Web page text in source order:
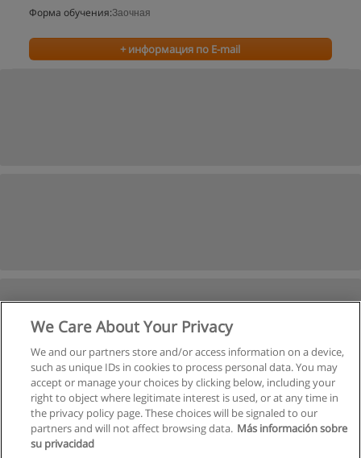
Форма обучения:Заочная
+ информация по E-mail
Следующая
из
We Care About Your Privacy
We and our partners store and/or access information on a device,
such as unique IDs in cookies to process personal data. You may
accept or manage your choices by clicking below, including your
right to object where legitimate interest is used, or at any time in
the privacy policy page. These choices will be signaled to our
partners and will not affect browsing data. Más información sobre
su privacidad